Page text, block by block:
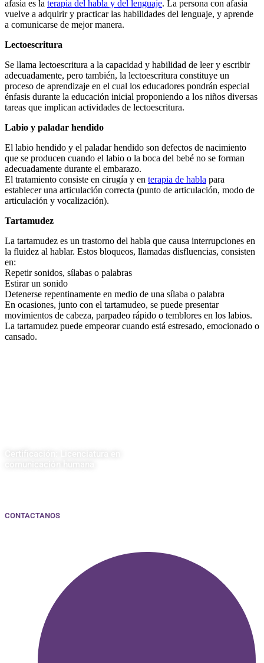
afasia es la terapia del habla y del lenguaje. La persona con afasia
vuelve a adquirir y practicar las habilidades del lenguaje, y aprende
a comunicarse de mejor manera.
Lectoescritura
Se llama lectoescritura a la capacidad y habilidad de leer y escribir
adecuadamente, pero también, la lectoescritura constituye un
proceso de aprendizaje en el cual los educadores pondrán especial
énfasis durante la educación inicial proponiendo a los niños diversas
tareas que implican actividades de lectoescritura.
Labio y paladar hendido
El labio hendido y el paladar hendido son defectos de nacimiento
que se producen cuando el labio o la boca del bebé no se forman
adecuadamente durante el embarazo.
El tratamiento consiste en cirugía y en terapia de habla para
establecer una articulación correcta (punto de articulación, modo de
articulación y vocalización).
Tartamudez
La tartamudez es un trastorno del habla que causa interrupciones en
la fluidez al hablar. Estos bloqueos, llamadas disfluencias, consisten
en:
Repetir sonidos, sílabas o palabras
Estirar un sonido
Detenerse repentinamente en medio de una sílaba o palabra
En ocasiones, junto con el tartamudeo, se puede presentar
movimientos de cabeza, parpadeo rápido o temblores en los labios.
La tartamudez puede empeorar cuando está estresado, emocionado o
cansado.
CONTACTANOS